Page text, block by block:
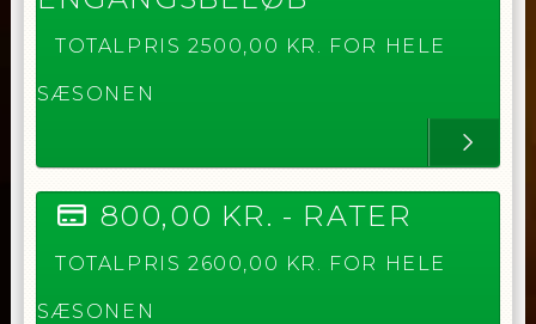
TOTALPRIS 2500,00 KR. FOR HELE
SÆSONEN
800,00 KR. - RATER
TOTALPRIS 2600,00 KR. FOR HELE
SÆSONEN